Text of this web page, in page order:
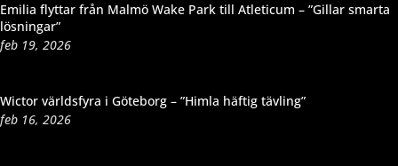
Emilia flyttar från Malmö Wake Park till Atleticum – ”Gillar smarta
lösningar”
feb 19, 2026
Wictor världsfyra i Göteborg – ”Himla häftig tävling”
feb 16, 2026